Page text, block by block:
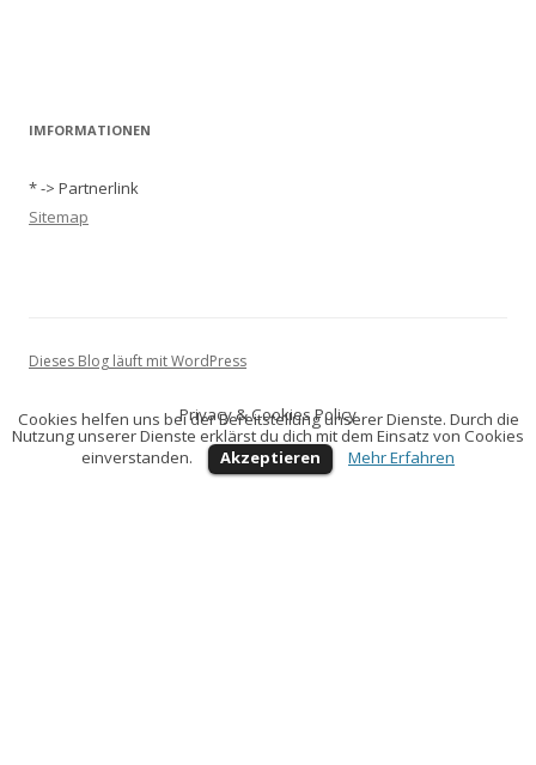
IMFORMATIONEN
* -> Partnerlink
Sitemap
Dieses Blog läuft mit WordPress
Cookies helfen uns bei der Bereitstellung unserer Dienste. Durch die
Nutzung unserer Dienste erklärst du dich mit dem Einsatz von Cookies
einverstanden.
Akzeptieren Mehr Erfahren
Privacy & Cookies Policy